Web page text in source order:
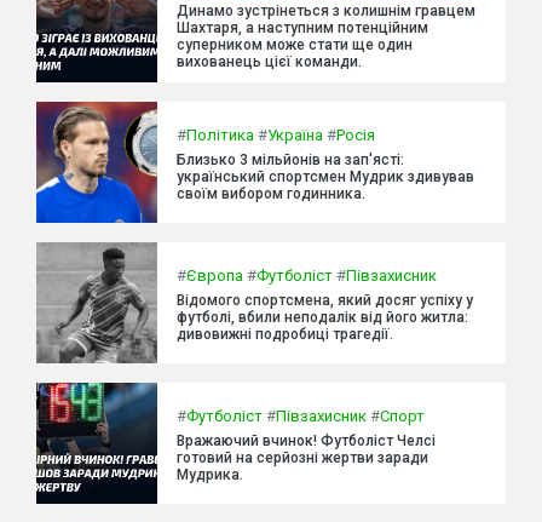
Динамо зустрінеться з колишнім гравцем
Шахтаря, а наступним потенційним
суперником може стати ще один
вихованець цієї команди.
#Політика #Україна #Росія
Близько 3 мільйонів на зап'ясті:
український спортсмен Мудрик здивував
своїм вибором годинника.
#Європа #Футболіст #Півзахисник
Відомого спортсмена, який досяг успіху у
футболі, вбили неподалік від його житла:
дивовижні подробиці трагедії.
#Футболіст #Півзахисник #Спорт
Вражаючий вчинок! Футболіст Челсі
готовий на серйозні жертви заради
Мудрика.